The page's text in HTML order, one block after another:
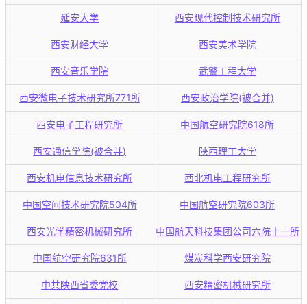
延安大学 西安现代控制技术研究所
西安财经大学 西安美术学院
西安音乐学院 武警工程大学
西安微电子技术研究所771所 西安政治学院(被合并)
西安电子工程研究所 中国航空研究院618所
西安通信学院(被合并) 陕西理工大学
西安机电信息技术研究所 西北机电工程研究所
中国空间技术研究院504所 中国航空研究院603所
西安光学精密机械研究所 中国航天科技集团公司六院十一所
中国航空研究院631所 煤炭科学西安研究院
中共陕西省委党校 西安精密机械研究所